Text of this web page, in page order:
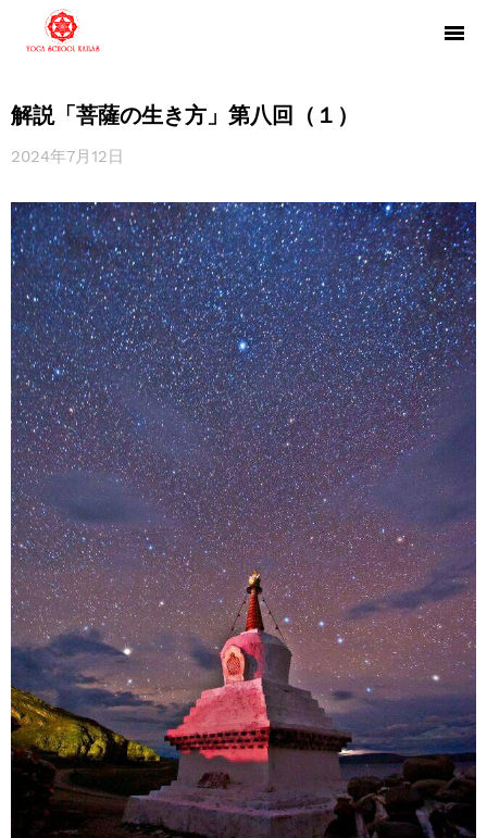
解説「菩薩の生き方」第八回（１）
2024年7月12日